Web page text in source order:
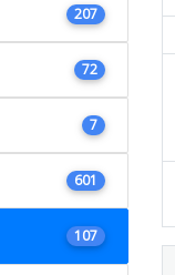
207
72
7
601
107